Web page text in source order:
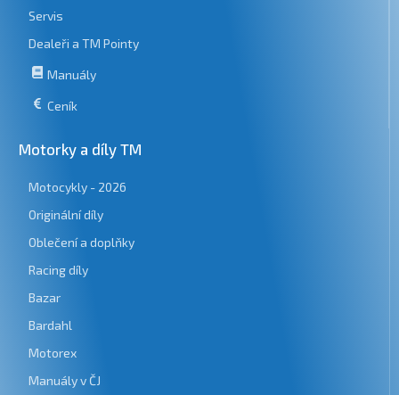
Servis
Dealeři a TM Pointy
Manuály
Ceník
Motorky a díly TM
Motocykly - 2026
Originální díly
Oblečení a doplňky
Racing díly
Bazar
Bardahl
Motorex
Manuály v ČJ